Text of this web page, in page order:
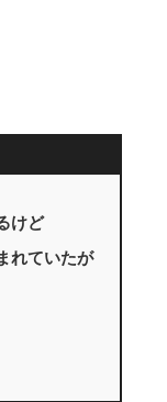
けど
れていたが